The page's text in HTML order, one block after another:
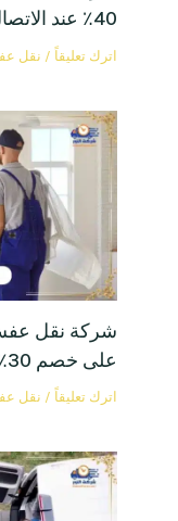
اترك تعليقاً /نقل عفش/ By
شركة نقل عفش
على خصم 30٪
اترك تعليقاً /نقل عفش/ By